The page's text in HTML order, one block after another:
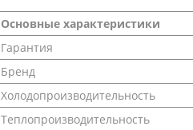
Основные характеристики
Гарантия
Бренд
Холодопроизводительность
Теплопроизводительность